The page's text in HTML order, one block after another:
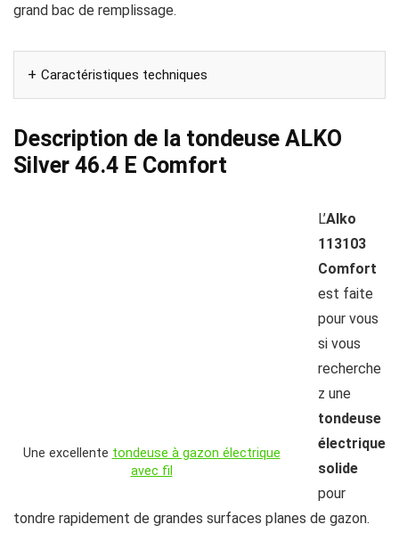
grand bac de remplissage.
Caractéristiques techniques
Description de la tondeuse ALKO
Silver 46.4 E Comfort
Une excellente tondeuse à gazon électrique
avec fil
L’Alko
113103
Comfort
est faite
pour vous
si vous
recherche
z une
tondeuse
électrique
solide
pour
tondre rapidement de grandes surfaces planes de gazon.